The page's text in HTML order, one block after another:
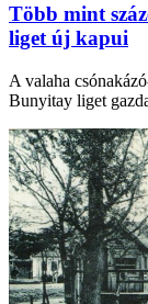
Több mint
liget új kapui
A valaha
Bunyitay liget